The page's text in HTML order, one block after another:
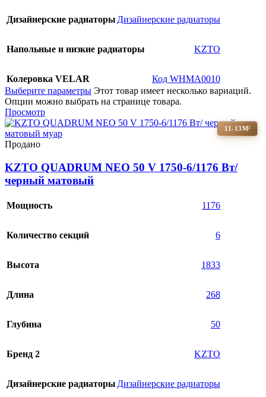
Дизайнерские радиаторы Дизайнерские радиаторы
Напольные и низкие радиаторы KZTO
Колеровка VELAR
Код WHMA0010
Выберите параметры Этот товар имеет несколько вариаций.
Опции можно выбрать на странице товара.
Просмотр
11-13М²
Продано
KZTO QUADRUM NEO 50 V 1750-6/1176 Вт/
черный матовый
Мощность 1176
Количество секций 6
Высота 1833
Длина 268
Глубина 50
Бренд 2 KZTO
Дизайнерские радиаторы Дизайнерские радиаторы